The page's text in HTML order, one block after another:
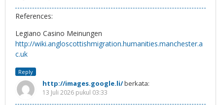
References:
Legiano Casino Meinungen
http://wiki.angloscottishmigration.humanities.manchester.a
c.uk
Reply
http://images.google.li/berkata:
13 Juli 2026 pukul 03:33